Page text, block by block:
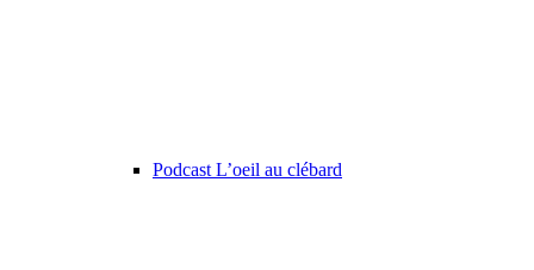
Podcast L’oeil au clébard